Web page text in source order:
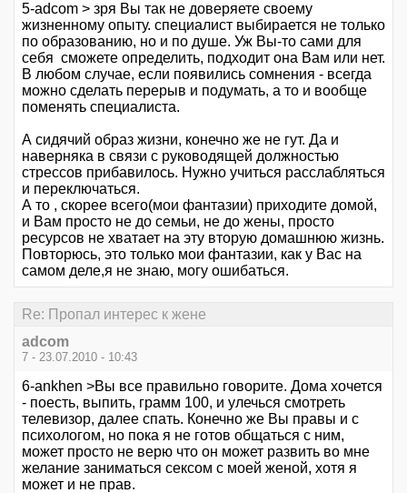
5-adcom > зря Вы так не доверяете своему
жизненному опыту. специалист выбирается не только
по образованию, но и по душе. Уж Вы-то сами для
себя сможете определить, подходит она Вам или нет.
В любом случае, если появились сомнения - всегда
можно сделать перерыв и подумать, а то и вообще
поменять специалиста.
А сидячий образ жизни, конечно же не гут. Да и
наверняка в связи с руководящей должностью
стрессов прибавилось. Нужно учиться расслабляться
и переключаться.
А то , скорее всего(мои фантазии) приходите домой,
и Вам просто не до семьи, не до жены, просто
ресурсов не хватает на эту вторую домашнюю жизнь.
Повторюсь, это только мои фантазии, как у Вас на
самом деле,я не знаю, могу ошибаться.
Re: Пропал интерес к жене
adcom
7 - 23.07.2010 - 10:43
6-ankhen >Вы все правильно говорите. Дома хочется
- поесть, выпить, грамм 100, и улечься смотреть
телевизор, далее спать. Конечно же Вы правы и с
психологом, но пока я не готов общаться с ним,
может просто не верю что он может развить во мне
желание заниматься сексом с моей женой, хотя я
может и не прав.